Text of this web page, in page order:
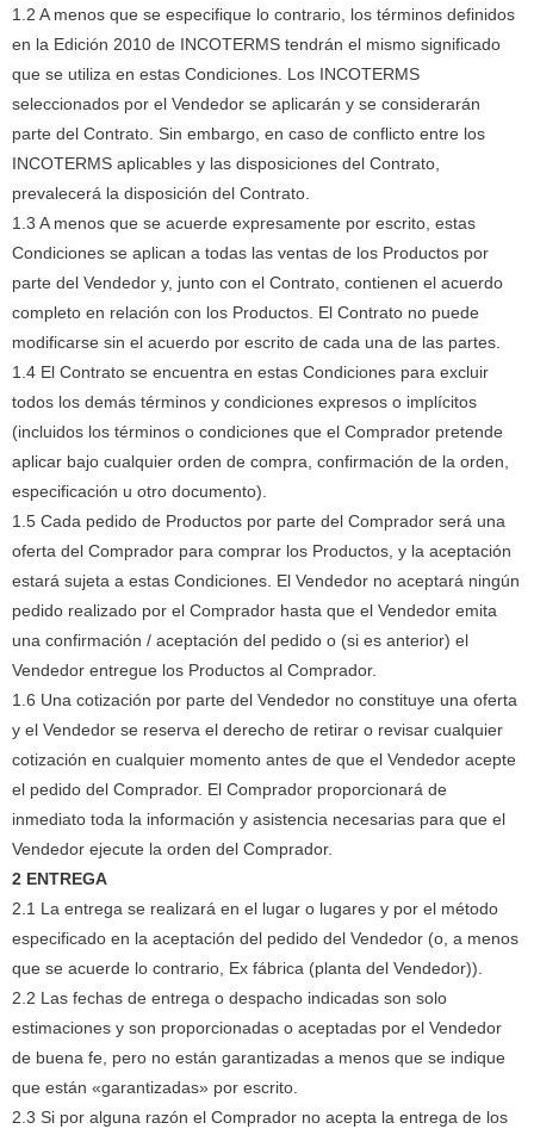
1.2 A menos que se especifique lo contrario, los términos definidos
en la Edición 2010 de INCOTERMS tendrán el mismo significado
que se utiliza en estas Condiciones. Los INCOTERMS
seleccionados por el Vendedor se aplicarán y se considerarán
parte del Contrato. Sin embargo, en caso de conflicto entre los
INCOTERMS aplicables y las disposiciones del Contrato,
prevalecerá la disposición del Contrato.
1.3 A menos que se acuerde expresamente por escrito, estas
Condiciones se aplican a todas las ventas de los Productos por
parte del Vendedor y, junto con el Contrato, contienen el acuerdo
completo en relación con los Productos. El Contrato no puede
modificarse sin el acuerdo por escrito de cada una de las partes.
1.4 El Contrato se encuentra en estas Condiciones para excluir
todos los demás términos y condiciones expresos o implícitos
(incluidos los términos o condiciones que el Comprador pretende
aplicar bajo cualquier orden de compra, confirmación de la orden,
especificación u otro documento).
1.5 Cada pedido de Productos por parte del Comprador será una
oferta del Comprador para comprar los Productos, y la aceptación
estará sujeta a estas Condiciones. El Vendedor no aceptará ningún
pedido realizado por el Comprador hasta que el Vendedor emita
una confirmación / aceptación del pedido o (si es anterior) el
Vendedor entregue los Productos al Comprador.
1.6 Una cotización por parte del Vendedor no constituye una oferta
y el Vendedor se reserva el derecho de retirar o revisar cualquier
cotización en cualquier momento antes de que el Vendedor acepte
el pedido del Comprador. El Comprador proporcionará de
inmediato toda la información y asistencia necesarias para que el
Vendedor ejecute la orden del Comprador.
2 ENTREGA
2.1 La entrega se realizará en el lugar o lugares y por el método
especificado en la aceptación del pedido del Vendedor (o, a menos
que se acuerde lo contrario, Ex fábrica (planta del Vendedor)).
2.2 Las fechas de entrega o despacho indicadas son solo
estimaciones y son proporcionadas o aceptadas por el Vendedor
de buena fe, pero no están garantizadas a menos que se indique
que están «garantizadas» por escrito.
2.3 Si por alguna razón el Comprador no acepta la entrega de los